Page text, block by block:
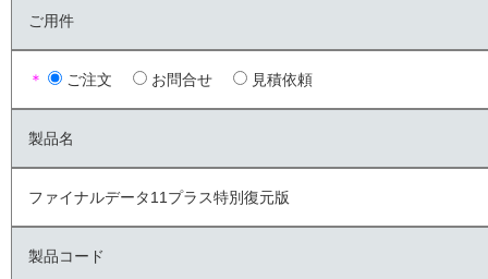
ご用件
＊ ご注文 お問合せ 見積依頼
製品名
ファイナルデータ11プラス特別復元版
製品コード